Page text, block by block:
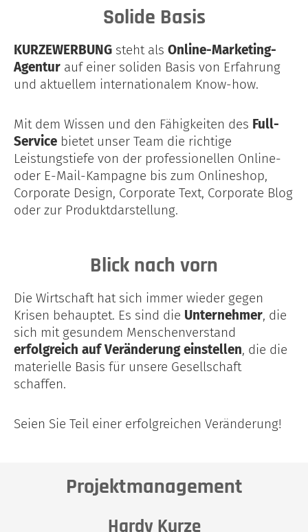
Solide Basis​
KURZEWERBUNG steht als Online-Marketing-
Agentur auf einer soliden Basis von Erfahrung
und aktuellem internationalem Know-how.
Mit dem Wissen und den Fähigkeiten des Full-
Service bietet unser Team die richtige
Leistungstiefe von der professionellen Online-
oder E-Mail-Kampagne bis zum Onlineshop,
Corporate Design, Corporate Text, Corporate Blog
oder zur Produktdarstellung.
Blick nach vorn
Die Wirtschaft hat sich immer wieder gegen
Krisen behauptet. Es sind die Unternehmer, die
sich mit gesundem Menschenverstand
erfolgreich auf Veränderung einstellen, die die
materielle Basis für unsere Gesellschaft
schaffen.
Seien Sie Teil einer erfolgreichen Veränderung!
Projektmanagement
Hardy Kurze